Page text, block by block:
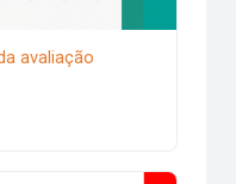
avaliação